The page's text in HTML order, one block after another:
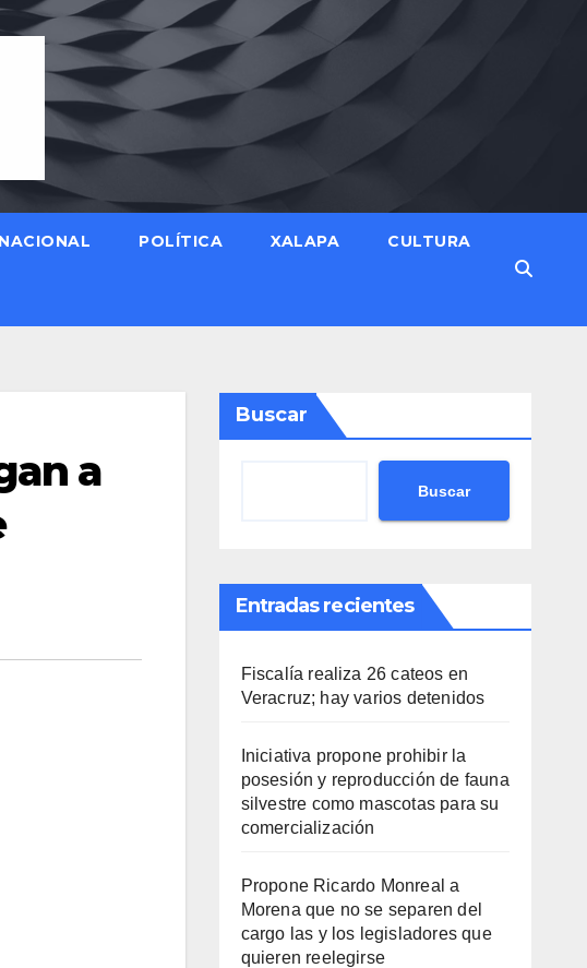
POLÍTICA XALAPA CULTURA
a
Buscar
Buscar
Entradas recientes
Fiscalía realiza 26 cateos en
Veracruz; hay varios detenidos
Iniciativa propone prohibir la
posesión y reproducción de fauna
silvestre como mascotas para su
comercialización
Propone Ricardo Monreal a
Morena que no se separen del
cargo las y los legisladores que
quieren reelegirse